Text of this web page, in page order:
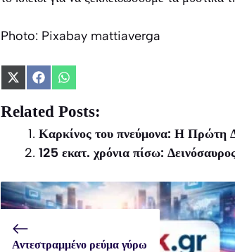
Photo: Pixabay mattiaverga
Share
X
(Twitter)
Share
Facebook
Share
WhatsApp
Related Posts:
Καρκίνος του πνεύμονα: Η Πρώτη
125 εκατ. χρόνια πίσω:
Αντεστραμμένο ρεύμα γύρω